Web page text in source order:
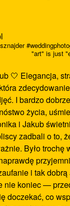
"art" is just